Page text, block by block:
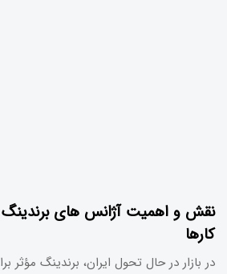
نقش و اهمیت آژانس های
کارها
در بازار در حال تحول ایران، برندینگ مؤثر